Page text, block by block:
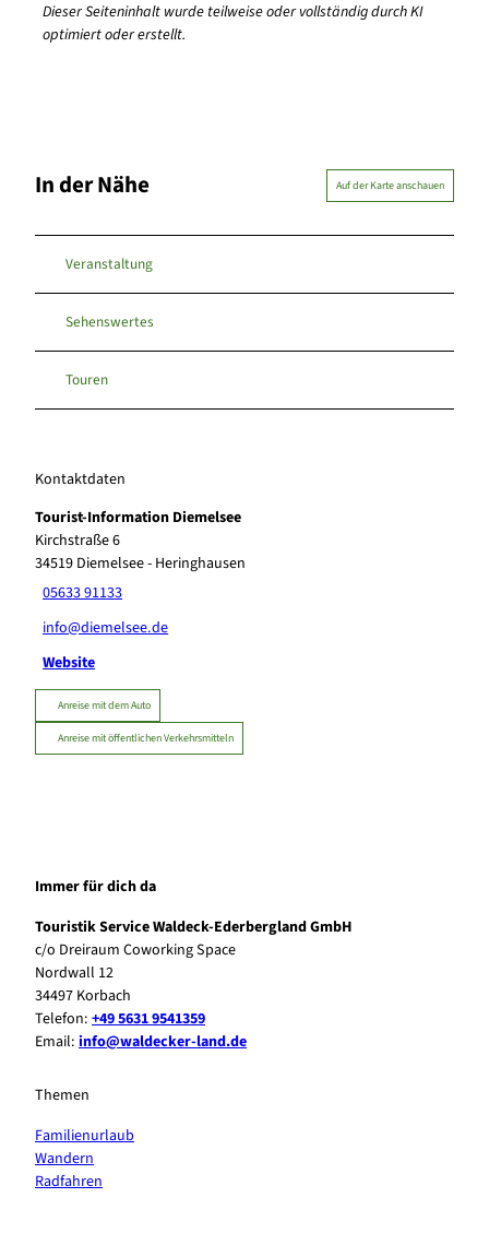
Dieser Seiteninhalt wurde teilweise oder vollständig durch KI
optimiert oder erstellt.
In der Nähe Auf der Karte anschauen
Veranstaltung
Sehenswertes
Touren
Kontaktdaten
Tourist-Information Diemelsee
Kirchstraße 6
34519 Diemelsee- Heringhausen
05633 91133
info@diemelsee.de
Website
Anreise mit dem Auto
Anreise mit öffentlichen Verkehrsmitteln
Immer für dich da
Touristik Service Waldeck-Ederbergland GmbH
c/o Dreiraum Coworking Space
Nordwall 12
34497 Korbach
Telefon: +49 5631 9541359
Email: info@waldecker-land.de
Themen
Familienurlaub
Wandern
Radfahren